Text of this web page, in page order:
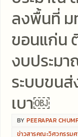
ลงพื้นที่ ม
ขอนแก่น
งบประม
ระบบขน
เบา￼
BYPEERAPAR
ข่าวสารคณะวิศวกรรม